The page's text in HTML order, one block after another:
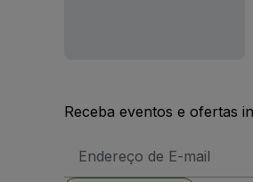
Receba eventos e ofertas
de